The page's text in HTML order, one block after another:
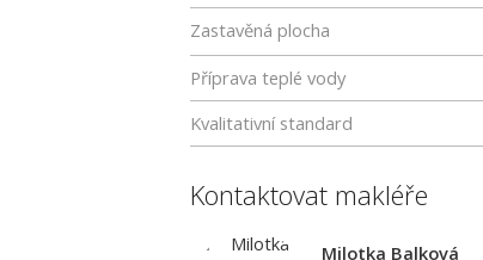
Zastavěná plocha
Příprava teplé vody
Kvalitativní standard
Kontaktovat makléře
Milotka Balková